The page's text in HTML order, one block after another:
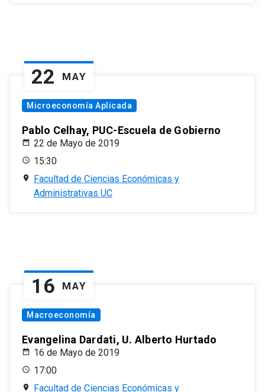
22 MAY
Microeconomía Aplicada
Pablo Celhay, PUC-Escuela de Gobierno
22 de Mayo de 2019
15:30
Facultad de Ciencias Económicas y
Administrativas UC
16 MAY
Macroeconomía
Evangelina Dardati, U. Alberto Hurtado
16 de Mayo de 2019
17:00
Facultad de Ciencias Económicas y